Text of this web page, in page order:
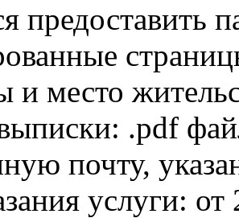
предоставить
и место
.pdf
почту,
услуги: от